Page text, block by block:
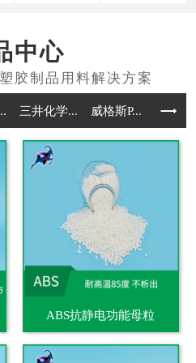
中心
三井化学... 威格斯P... 抗静电
ABS抗静电功能母粒